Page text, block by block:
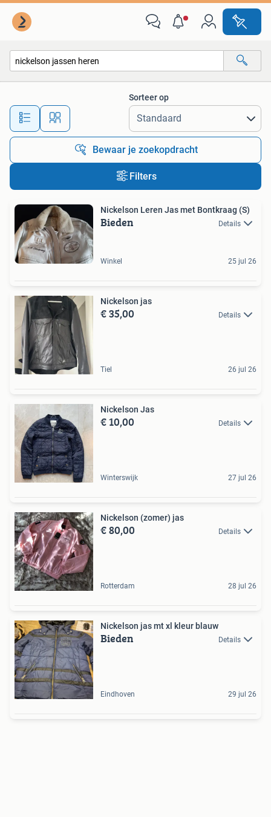
Alle afstanden…
Sorteer op
Bewaar je zoekopdracht
Filters
Nickelson Leren Jas met Bontkraag (S)
Bieden Details
Winkel 25 jul 26
Nickelson jas
€ 35,00 Details
Tiel 26 jul 26
Nickelson Jas
€ 10,00 Details
Winterswijk 27 jul 26
Nickelson (zomer) jas
€ 80,00 Details
Rotterdam 28 jul 26
Nickelson jas mt xl kleur blauw
Bieden Details
Eindhoven 29 jul 26